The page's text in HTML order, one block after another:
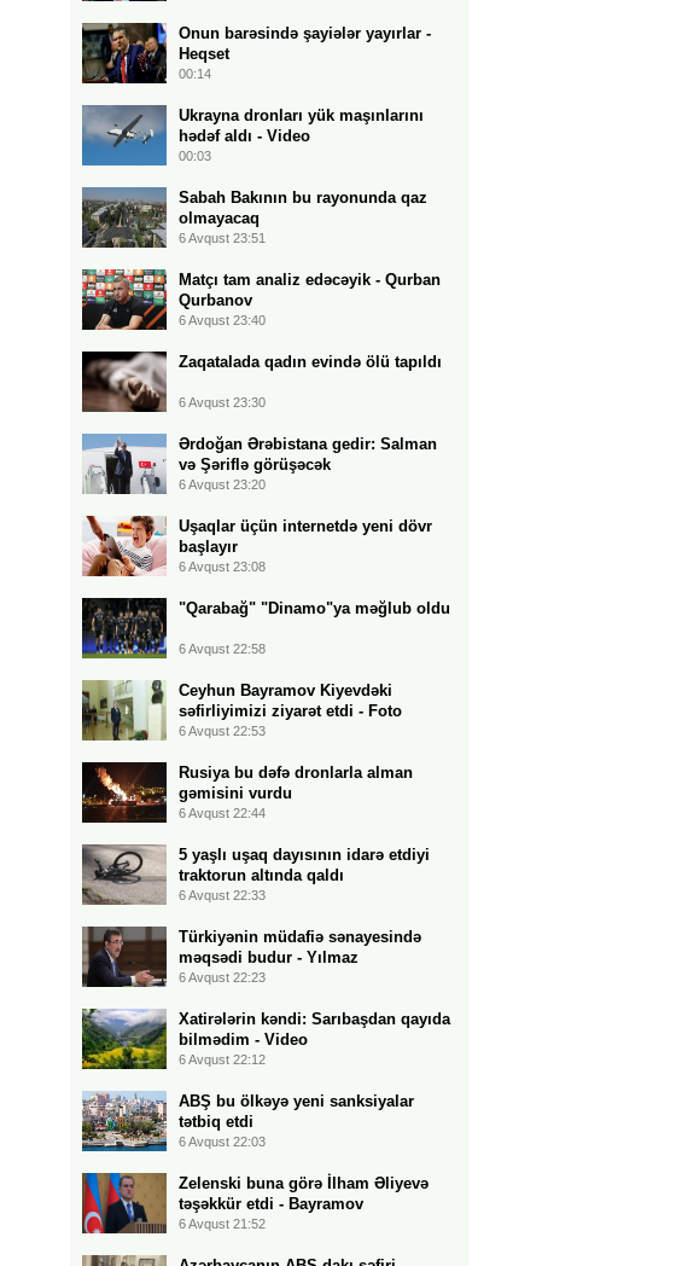
Onun barəsində şayiələr yayırlar -
Heqset
00:14
Ukrayna dronları yük maşınlarını
hədəf aldı - Video
00:03
Sabah Bakının bu rayonunda qaz
olmayacaq
6 Avqust 23:51
Matçı tam analiz edəcəyik - Qurban
Qurbanov
6 Avqust 23:40
Zaqatalada qadın evində ölü tapıldı
6 Avqust 23:30
Ərdoğan Ərəbistana gedir: Salman
və Şəriflə görüşəcək
6 Avqust 23:20
Uşaqlar üçün internetdə yeni dövr
başlayır
6 Avqust 23:08
"Qarabağ" "Dinamo"ya məğlub oldu
6 Avqust 22:58
Ceyhun Bayramov Kiyevdəki
səfirliyimizi ziyarət etdi - Foto
6 Avqust 22:53
Rusiya bu dəfə dronlarla alman
gəmisini vurdu
6 Avqust 22:44
5 yaşlı uşaq dayısının idarə etdiyi
traktorun altında qaldı
6 Avqust 22:33
Türkiyənin müdafiə sənayesində
məqsədi budur - Yılmaz
6 Avqust 22:23
Xatirələrin kəndi: Sarıbaşdan qayıda
bilmədim - Video
6 Avqust 22:12
ABŞ bu ölkəyə yeni sanksiyalar
tətbiq etdi
6 Avqust 22:03
Zelenski buna görə İlham Əliyevə
təşəkkür etdi - Bayramov
6 Avqust 21:52